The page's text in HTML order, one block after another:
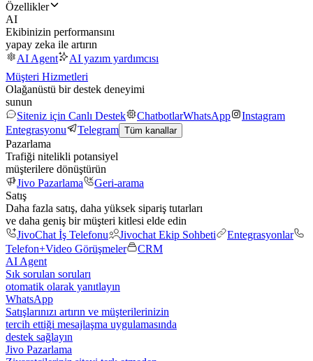
Özellikler
AI
Ekibinizin performansını
yapay zeka ile artırın
AI Agent
AI yazım yardımcısı
Müşteri Hizmetleri
Olağanüstü bir destek deneyimi
sunun
Siteniz için Canlı Destek
ChatbotlarWhatsApp
Instagram
Entegrasyonu
Telegram Tüm kanallar
Pazarlama
Trafiği nitelikli potansiyel
müşterilere dönüştürün
Jivo Pazarlama
Geri-arama
Satış
Daha fazla satış, daha yüksek sipariş tutarları
ve daha geniş bir müşteri kitlesi elde edin
JivoChat İş Telefonu
Jivochat Ekip Sohbeti
Entegrasyonlar
Telefon+Video Görüşmeler
CRM
AI Agent
Sık sorulan soruları
otomatik olarak yanıtlayın
WhatsApp
Satışlarınızı artırın ve müşterilerinizin
tercih ettiği mesajlaşma uygulamasında
destek sağlayın
Jivo Pazarlama